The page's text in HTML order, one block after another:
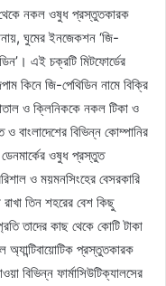
থেকে নকল ওষুধ প্রস্তুতকারক
ঘুমের ইনজেকশন ‘জি-
এই চক্রটি মিটফোর্ডের
কিনে জি-পেথিডিন নামে বিক্রি
ও ক্লিনিককে নকল টিকা ও
বিভিন্ন কোম্পানির
ওষুধ প্রস্তুত
ও ময়মনসিংহের বেসরকারি
তিন শহরের বেশ কিছু
তাদের কাছ থেকে কোটি টাকা
প্রস্তুতকারক
বিভিন্ন ফার্মাসিউটিক্যালসের